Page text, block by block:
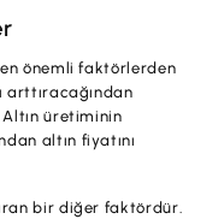
önemli faktörlerden
arttıracağından
üretiminin
altın fiyatını
bir diğer faktördür.